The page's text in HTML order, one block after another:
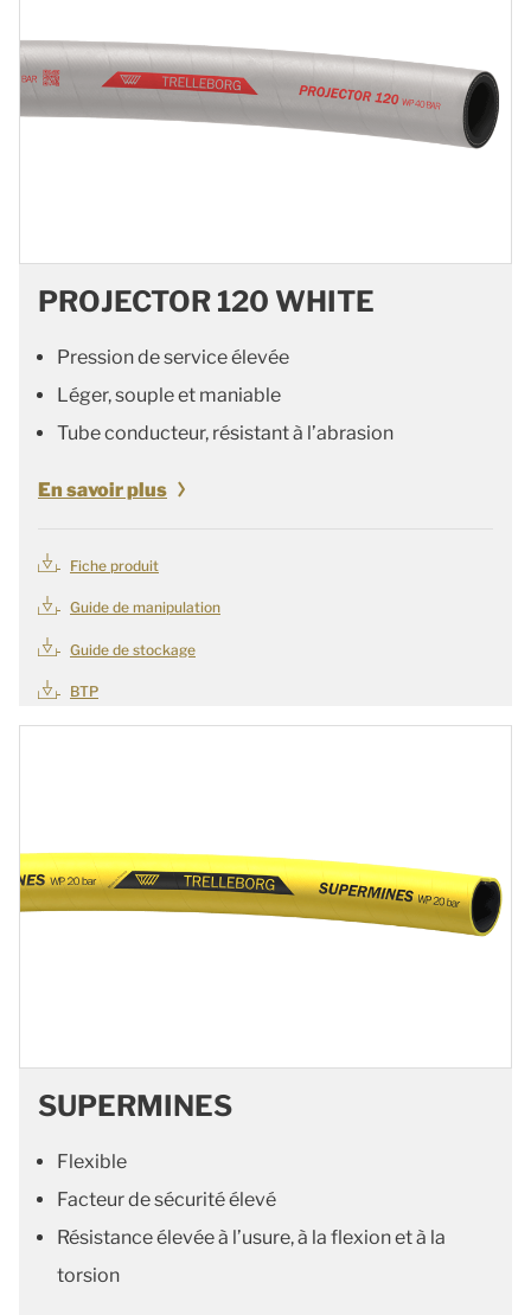
PROJECTOR 120 WHITE
Pression de service élevée
Léger, souple et maniable
Tube conducteur, résistant à l’abrasion
En savoir plus
Fiche produit
Guide de manipulation
Guide de stockage
BTP
SUPERMINES
Flexible
Facteur de sécurité élevé
Résistance élevée à l’usure, à la flexion et à la
torsion